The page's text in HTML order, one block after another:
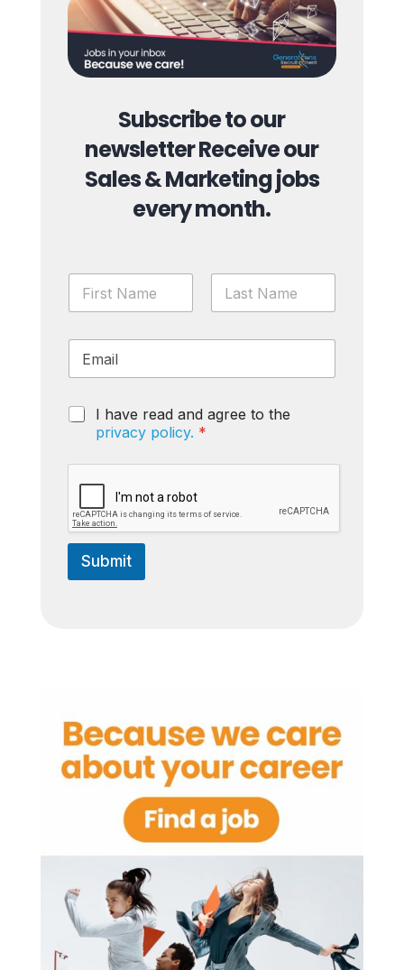
Subscribe to our
newsletter Receive our
Sales & Marketing jobs
every month.
N
m
E
a
G
R
r
e
e
e
I have read and agree to the
privacy policy. *
Submit